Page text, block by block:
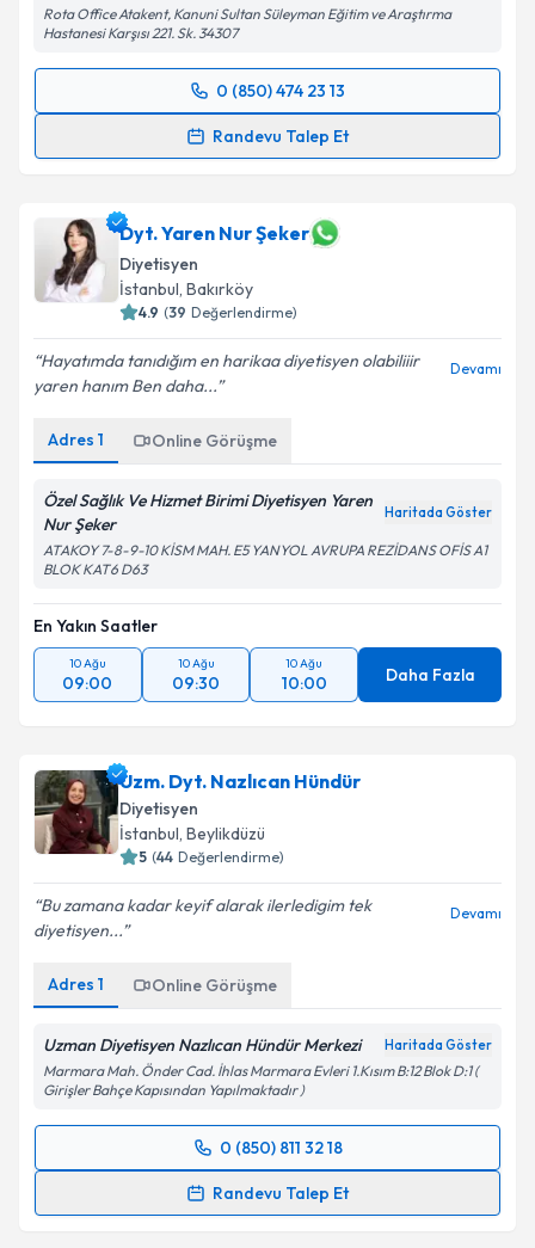
Rota Office Atakent, Kanuni Sultan Süleyman Eğitim ve Araştırma
Hastanesi Karşısı 221. Sk. 34307
0 (850) 474 23 13
Randevu Talep Et
Randevu Takvimi Talebi
takvim hazırlandığında e-posta ile bilgilendireceğiz.
E-posta Adresiniz
Kişisel verilerimin işlenmesine ilişkin
kapsamda işlenmesini kabul ediyorum.
Takvim Talebini Gönder
Dyt. Yaren Nur Şeker
Diyetisyen
İstanbul, Bakırköy
4.9 (39 Değerlendirme)
Hayatımda tanıdığım en harikaa diyetisyen olabiliiir
yaren hanım Ben daha...
Devamı
Adres 1 Online Görüşme
Özel Sağlık Ve Hizmet Birimi Diyetisyen Yaren
Nur Şeker
Haritada Göster
ATAKOY 7-8-9-10 KİSM MAH. E5 YANYOL AVRUPA REZİDANS OFİS A1
BLOK KAT6 D63
En Yakın Saatler
10 Ağu
09:00
10 Ağu
09:30
10 Ağu
10:00 Daha Fazla
Uzm. Dyt. Nazlıcan Hündür
Diyetisyen
İstanbul, Beylikdüzü
5 (44 Değerlendirme)
Bu zamana kadar keyif alarak ilerledigim tek
diyetisyen...
Devamı
Adres 1 Online Görüşme
Uzman Diyetisyen Nazlıcan Hündür Merkezi Haritada Göster
Marmara Mah. Önder Cad. İhlas Marmara Evleri 1.Kısım B:12 Blok D:1 (
Girişler Bahçe Kapısından Yapılmaktadır )
0 (850) 811 32 18
Randevu Talep Et
Randevu Takvimi Talebi